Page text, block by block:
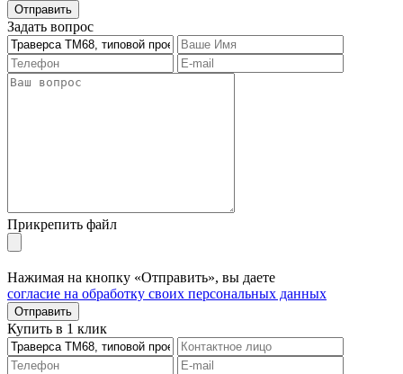
Отправить
Задать вопрос
Прикрепить файл
Нажимая на кнопку «Отправить», вы даете
согласие на обработку своих персональных данных
Отправить
Купить в 1 клик